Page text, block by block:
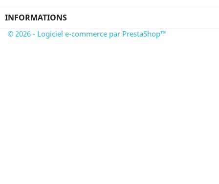
INFORMATIONS
© 2026 - Logiciel e-commerce par PrestaShop™